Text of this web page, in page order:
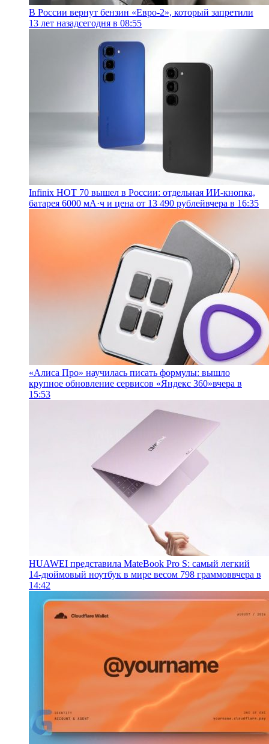
В России вернут бензин «Евро-2», который запретили
13 лет назадсегодня в 08:55
Infinix HOT 70 вышел в России: отдельная ИИ-кнопка,
батарея 6000 мА·ч и цена от 13 490 рублейвчера в 16:35
«Алиса Про» научилась писать формулы: вышло
крупное обновление сервисов «Яндекс 360»вчера в
15:53
HUAWEI представила MateBook Pro S: самый легкий
14-дюймовый ноутбук в мире весом 798 граммоввчера в
14:42